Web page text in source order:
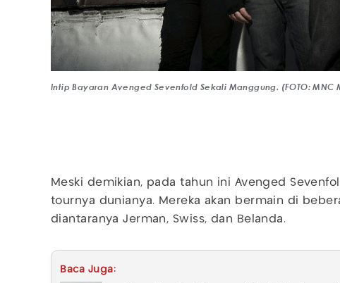
Intip Bayaran Avenged Sevenfold Sekali Manggung. (FOTO: MNC
Meski demikian, pada tahun ini Avenged
tournya dunianya. Mereka akan bermain di
diantaranya Jerman, Swiss, dan Belanda.
Baca Juga: